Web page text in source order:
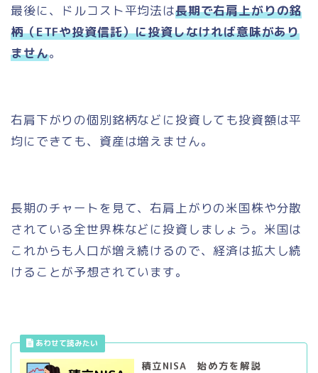
最後に、ドルコスト平均法は長期で右肩上がりの銘
柄（ETFや投資信託）に投資しなければ意味があり
ません。
右肩下がりの個別銘柄などに投資しても投資額は平
均にできても、資産は増えません。
長期のチャートを見て、右肩上がりの米国株や分散
されている全世界株などに投資しましょう。米国は
これからも人口が増え続けるので、経済は拡大し続
けることが予想されています。
積立NISA 始め方を解説